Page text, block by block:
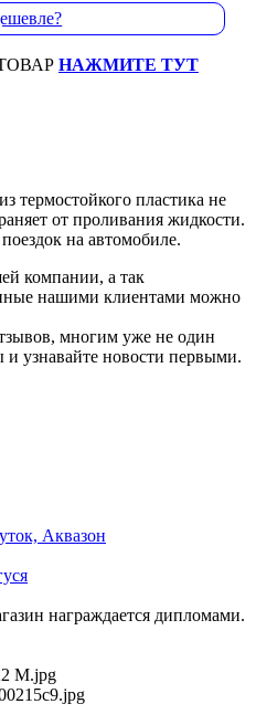
НАЖМИТЕ ТУТ
термостойкого пластика не
от проливания жидкости.
на автомобиле.
компании, а так
нашими клиентами можно
многим уже не один
узнавайте новости первыми.
Аквазон
награждается дипломами.